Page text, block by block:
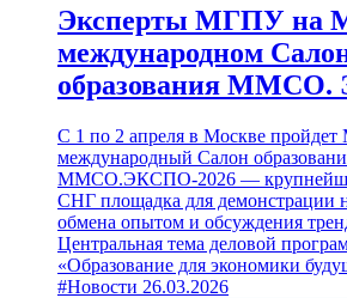
Эксперты МГПУ на
международном
образования
С 1 по 2 апреля в Москве пройдет
международный Салон
MMCO.ЭКСПО-2026 —
СНГ площадка для демонстрации
обмена опытом и обсуждения
Центральная тема деловой
«Образование для экономики
#Новости 26.03.2026